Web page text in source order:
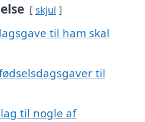
skjul
til ham skal
til
til nogle af